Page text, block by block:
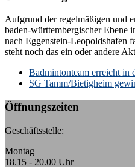
Aufgrund der regelmäßigen und
baden-württembergischer Ebene
nach Eggenstein-Leopoldshafen
steht noch das ein oder andere
Badmintonteam erreicht in
SG Tamm/Bietigheim
Öffnungszeiten
Geschäftsstelle:
Montag
18.15 - 20.00 Uhr